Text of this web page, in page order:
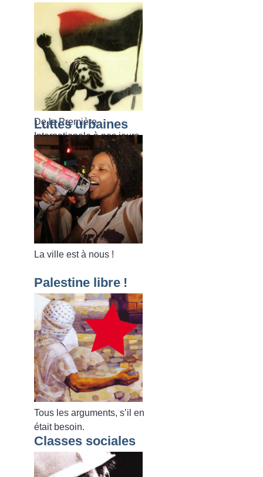
De la Première
Internationale à nos jours.
Luttes urbaines
La ville est à nous !
Palestine libre !
Tous les arguments, s’il en
était besoin.
Classes sociales